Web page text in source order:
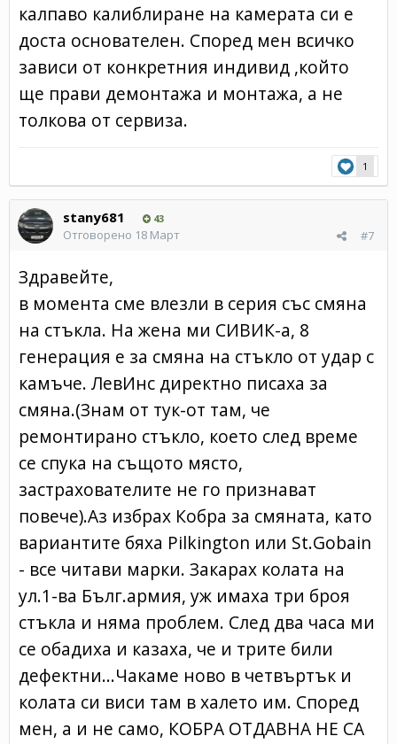
калпаво калиблиране на камерата си е
доста основателен. Според мен всичко
зависи от конкретния индивид ,който
ще прави демонтажа и монтажа, а не
толкова от сервиза.
1
stany681 43
#7
Отговорено 18 Март
Здравейте,
в момента сме влезли в серия със смяна
на стъкла. На жена ми СИВИК-а, 8
генерация е за смяна на стъкло от удар с
камъче. ЛевИнс директно писаха за
смяна.(Знам от тук-от там, че
ремонтирано стъкло, което след време
се спука на същото място,
застрахователите не го признават
повече).Аз избрах Кобра за смяната, като
вариантите бяха Pilkington или St.Gobain
- все читави марки. Закарах колата на
ул.1-ва Бълг.армия, уж имаха три броя
стъкла и няма проблем. След два часа ми
се обадиха и казаха, че и трите били
дефектни...Чакаме ново в четвъртък и
колата си виси там в халето им. Според
мен, а и не само, КОБРА ОТДАВНА НЕ СА